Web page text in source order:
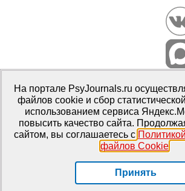
Портал психологических изданий
Правила использования материалов
Свидетельство регистрации СМИЭл № ФС77-
2016 г.
Издатель: ФГБОУ ВО МГППУ
На портале PsyJournals.ru
файлов cookie и сбор
использованием сервиса
повысить качество сайта.
сайтом, вы соглашаетесь с
файлов Cookie.
Принять